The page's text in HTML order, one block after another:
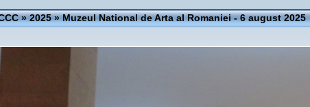
»2025»Muzeul National de Arta al Romaniei - 6 august 2025